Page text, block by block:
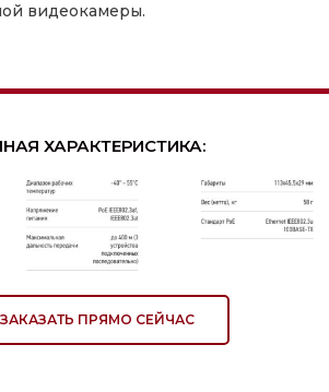
видеокамеры.
ХАРАКТЕРИСТИКА:
ЗАКАЗАТЬ ПРЯМО СЕЙЧАС